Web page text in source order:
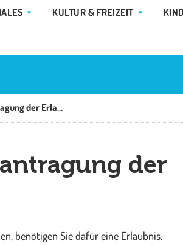
ÖFFNE WIRTSCHAFT & SOZIALES
KULTUR & FREIZEIT ÖFFNE
Arbeitnehmerüberlassung; Beantragung der Erlaubnis
der
benötigen Sie dafür eine Erlaubnis.